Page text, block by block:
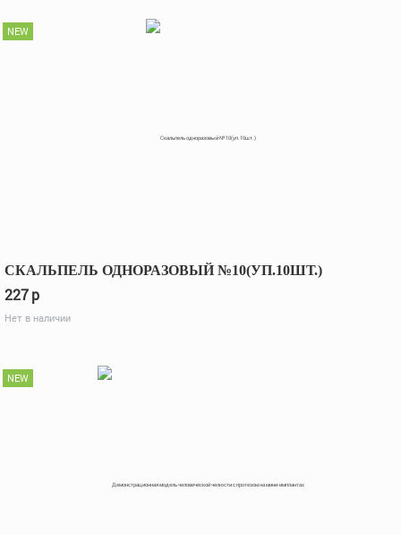
СКАЛЬПЕЛЬ ОДНОРАЗОВЫЙ №10(УП.10ШТ.)
227p
Нет в наличии
NEW
NEW